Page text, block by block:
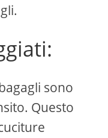
sono
Questo